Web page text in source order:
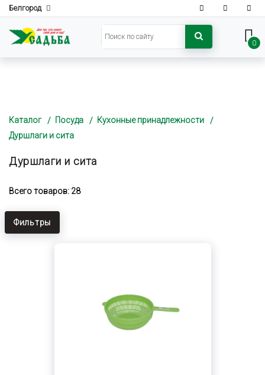
Белгород
0
Каталог Посуда
Кухонные принадлежности
Дуршлаги и сита
Дуршлаги и сита
Всего товаров: 28
Фильтры